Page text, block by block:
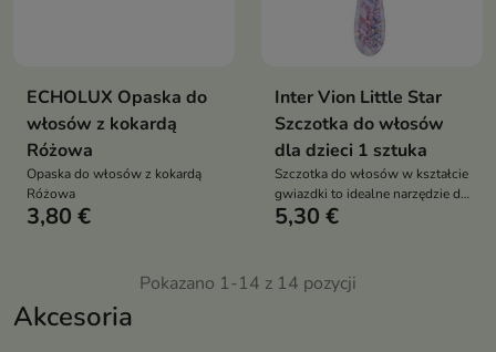
Akcesoria
ECHOLUX Opaska do
włosów z kokardą
Różowa
Opaska do włosów z kokardą
Różowa
3,80 €
Inter Vion Little Star
Szczotka do włosów
dla dzieci 1 sztuka
Szczotka do włosów w kształcie
gwiazdki to idealne narzędzie do
codziennej pielęgnacji włosów
5,30 €
Pokazano 1-14 z 14 pozycji